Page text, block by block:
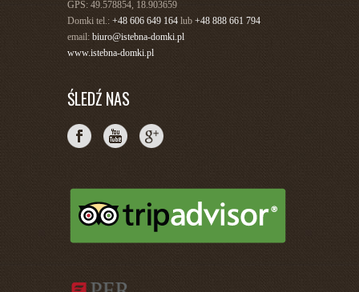
GPS: 49.578854, 18.903659
Domki tel.: +48 606 649 164 lub +48 888 661 794
email: biuro@istebna-domki.pl
www.istebna-domki.pl
ŚLEDŹ NAS